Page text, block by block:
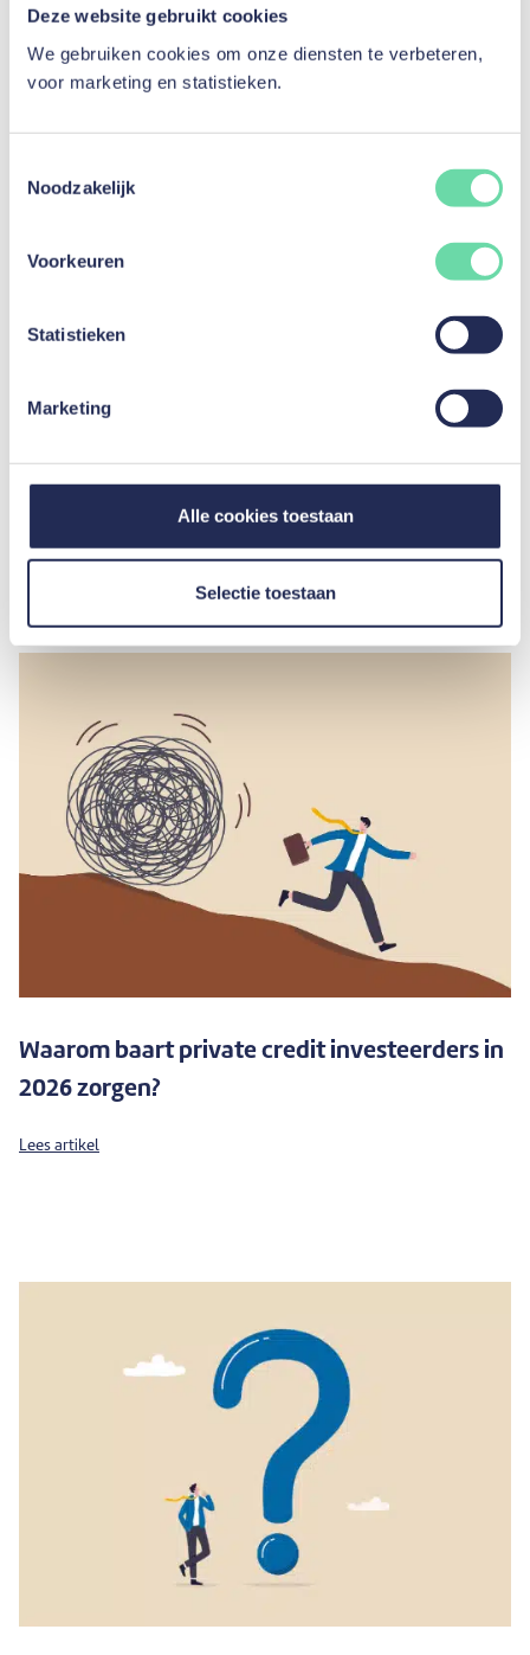
Deze website gebruikt cookies
We gebruiken cookies om onze diensten te verbeteren,
voor marketing en statistieken.
Noodzakelijk
Voorkeuren
Statistieken
Marketing
Alle cookies toestaan
Selectie toestaan
Meerwaardebelasting: praktische gids voor
beleggers
Waarom baart private credit investeerders in
2026 zorgen?
Lees artikel